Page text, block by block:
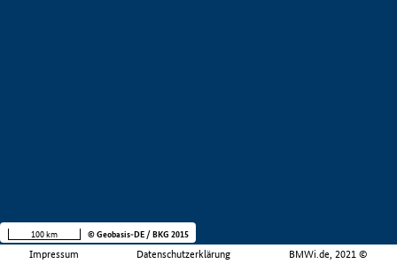
Impressum Datenschutzerklärung BMWi.de, 2021 ©
100 km © Geobasis-DE / BKG 2015